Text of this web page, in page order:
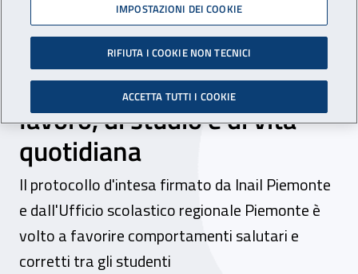
Piemonte, siglato accordo
per la promozione della
sicurezza nei luoghi di
lavoro, di studio e di vita
quotidiana
Il protocollo d'intesa firmato da Inail Piemonte
e dall'Ufficio scolastico regionale Piemonte è
volto a favorire comportamenti salutari e
corretti tra gli studenti
IMPOSTAZIONI DEI COOKIE
RIFIUTA I COOKIE NON TECNICI
ACCETTA TUTTI I COOKIE